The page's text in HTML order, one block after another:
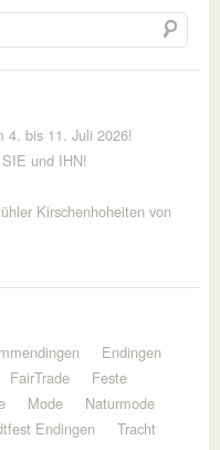
4. bis 11. Juli 2026!
und IHN!
Kirschenhoheiten von
Endingen
FairTrade
Feste
Mode
Naturmode
Endingen
Tracht